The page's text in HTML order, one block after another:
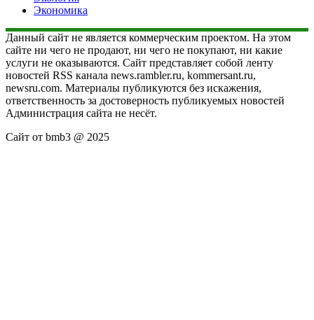
Экономика
Данный сайт не является коммерческим проектом. На этом
сайте ни чего не продают, ни чего не покупают, ни какие
услуги не оказываются. Сайт представляет собой ленту
новостей RSS канала news.rambler.ru, kommersant.ru,
newsru.com. Материалы публикуются без искажения,
ответственность за достоверность публикуемых новостей
Администрация сайта не несёт.
Сайт от bmb3 @ 2025